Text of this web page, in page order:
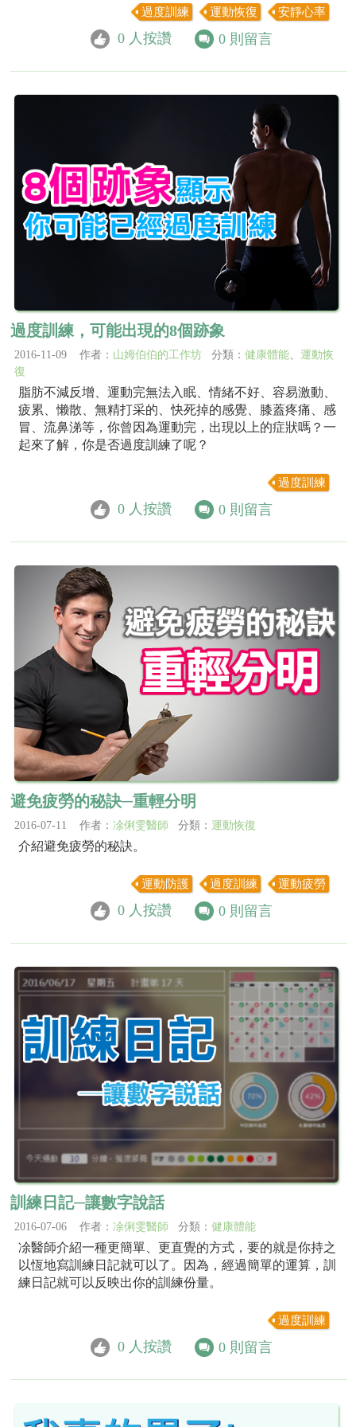
過度訓練 運動恢復 安靜心率
0 人按讚 0 則留言
過度訓練，可能出現的8個跡象
2016-11-09 作者： 山姆伯伯的工作坊 分類： 健康體能
運動恢
復
脂肪不減反增、運動完無法入眠、情緒不好、容易激動、
疲累、懒散、無精打采的、快死掉的感覺、膝蓋疼痛、感
冒、流鼻涕等，你曾因為運動完，出現以上的症狀嗎？一
起來了解，你是否過度訓練了呢？
過度訓練
0 人按讚 0 則留言
避免疲勞的秘訣─重輕分明
2016-07-11 作者： 凃俐雯醫師 分類： 運動恢復
介紹避免疲勞的秘訣。
運動防護 過度訓練 運動疲勞
0 人按讚 0 則留言
訓練日記─讓數字說話
2016-07-06 作者： 凃俐雯醫師 分類： 健康體能
凃醫師介紹一種更簡單、更直覺的方式，要的就是你持之
以恆地寫訓練日記就可以了。因為，經過簡單的運算，訓
練日記就可以反映出你的訓練份量。
過度訓練
0 人按讚 0 則留言